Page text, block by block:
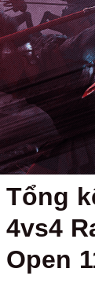
Tổng
4vs4
Open